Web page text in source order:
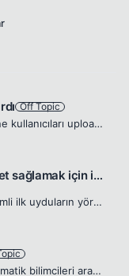
Off Topic
Merhaba bir çok yerde super online kullanıcıları upload hızlarının arttırıldığını söylüyor bu haber doğrumudur ? super online kullanıcıları upload test sonuçlarını atabilirlermi yükselme varmı merak e...
Elon Musk tüm dünyaya internet sağlamak için ilk adımı attı
Elon Musk, TinTin A ve TinTin B isimli ilk uyduların yörüngeye çıktığını Twitter hesabından paylaştığı bir videoyla duyurdu. Dünya'nın yörüngesine yerleştireceği 4000 adet uyduyla tüm dünyaya interne...
&quot;Dünya Pi Günü&quot;, matematik bilimcileri arasında Pi sayısının yaklaşık değerinin 3,14olmasından dolayı 14 Mart tarihinde kutlanan ve bayram olarak kabul edilen gündür. DÜNYA Pİ GÜNÜ NEDİR? D...